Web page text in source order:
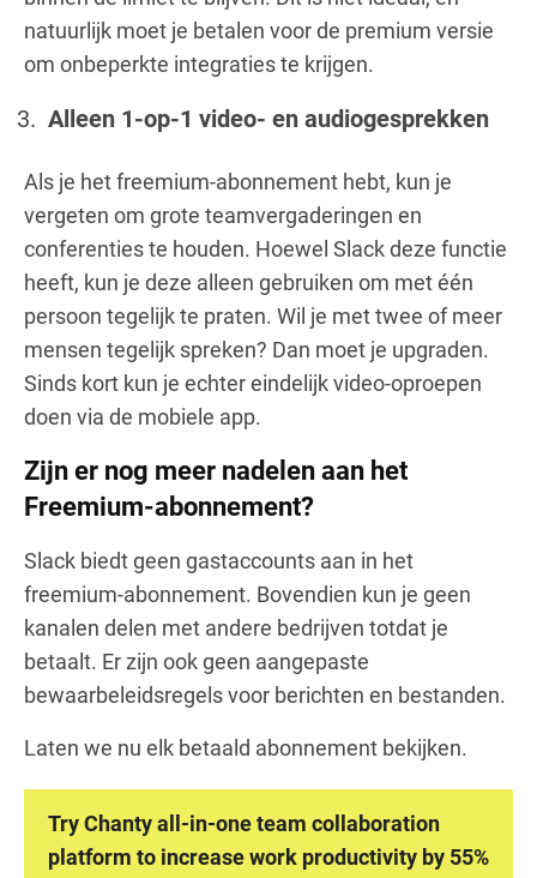
natuurlijk moet je betalen voor de premium versie
om onbeperkte integraties te krijgen.
Alleen 1-op-1 video- en audiogesprekken
Als je het freemium-abonnement hebt, kun je
vergeten om grote teamvergaderingen en
conferenties te houden. Hoewel Slack deze functie
heeft, kun je deze alleen gebruiken om met één
persoon tegelijk te praten. Wil je met twee of meer
mensen tegelijk spreken? Dan moet je upgraden.
Sinds kort kun je echter eindelijk video-oproepen
doen via de mobiele app.
Zijn er nog meer nadelen aan het
Freemium-abonnement?
Slack biedt geen gastaccounts aan in het
freemium-abonnement. Bovendien kun je geen
kanalen delen met andere bedrijven totdat je
betaalt. Er zijn ook geen aangepaste
bewaarbeleidsregels voor berichten en bestanden.
Laten we nu elk betaald abonnement bekijken.
Try Chanty all-in-one team collaboration
platform to increase work productivity by 55%